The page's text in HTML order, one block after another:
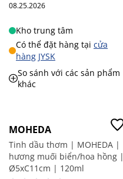
08.25.2026
Kho trung tâm
Có thể đặt hàng tại cửa
hàng JYSK
So sánh với các sản phẩm
khác
MOHEDA
Tinh dầu thơm | MOHEDA |
hương muối biển/hoa hồng |
Ø5xC11cm | 120ml